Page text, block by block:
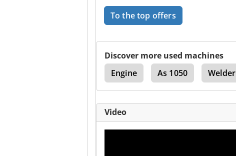
To the top offers
Discover more used machines
Engine
As 1050 Welder
Video